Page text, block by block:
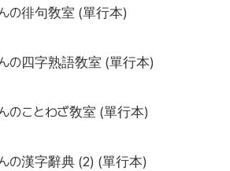
の徘句敎室 (單行本)
の四字熟語敎室 (單行本)
のことわざ敎室 (單行本)
の漢字辭典 (2) (單行本)